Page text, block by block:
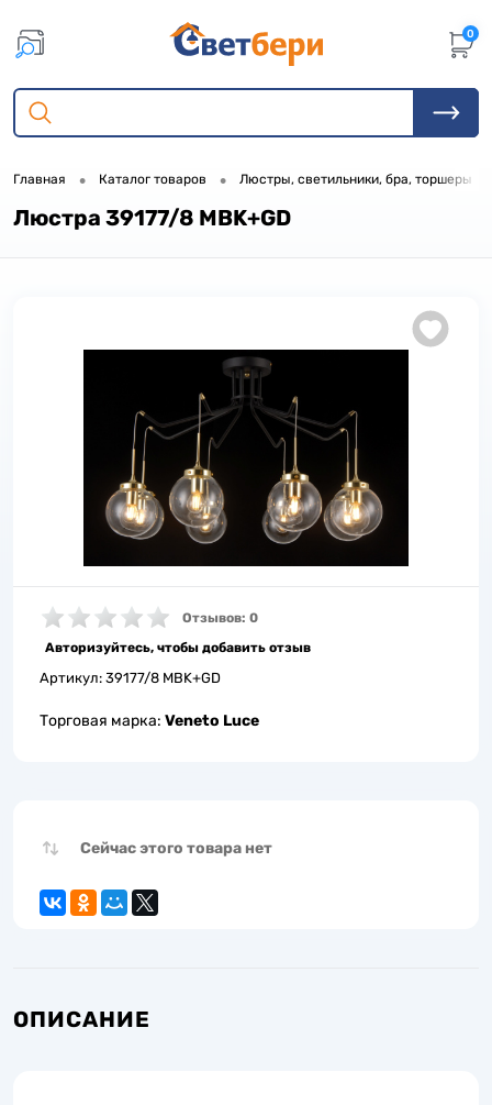
0
Главная • Каталог товаров • Люстры, светильники, бра, торшеры
Люстра 39177/8 MBK+GD
Отзывов: 0
Авторизуйтесь, чтобы добавить отзыв
Артикул: 39177/8 MBK+GD
Торговая марка: Veneto Luce
Сейчас этого товара нет
ОПИСАНИЕ